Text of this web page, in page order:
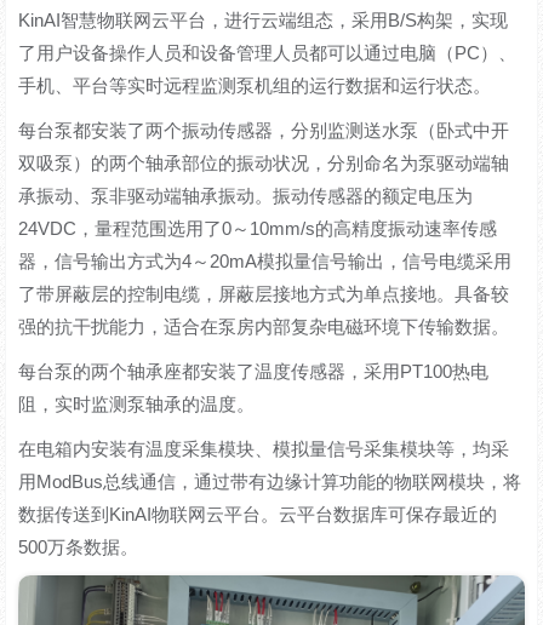
KinAI智慧物联网云平台，进行云端组态，采用B/S构架，实现
了用户设备操作人员和设备管理人员都可以通过电脑（PC）、
手机、平台等实时远程监测泵机组的运行数据和运行状态。
每台泵都安装了两个振动传感器，分别监测送水泵（卧式中开
双吸泵）的两个轴承部位的振动状况，分别命名为泵驱动端轴
承振动、泵非驱动端轴承振动。振动传感器的额定电压为
24VDC，量程范围选用了0～10mm/s的高精度振动速率传感
器，信号输出方式为4～20mA模拟量信号输出，信号电缆采用
了带屏蔽层的控制电缆，屏蔽层接地方式为单点接地。具备较
强的抗干扰能力，适合在泵房内部复杂电磁环境下传输数据。
每台泵的两个轴承座都安装了温度传感器，采用PT100热电
阻，实时监测泵轴承的温度。
在电箱内安装有温度采集模块、模拟量信号采集模块等，均采
用ModBus总线通信，通过带有边缘计算功能的物联网模块，将
数据传送到KinAI物联网云平台。云平台数据库可保存最近的
500万条数据。